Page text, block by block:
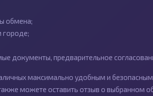
обмена;
городе;
документы, предварительное
максимально удобным и
можете оставить отзыв о выбранном